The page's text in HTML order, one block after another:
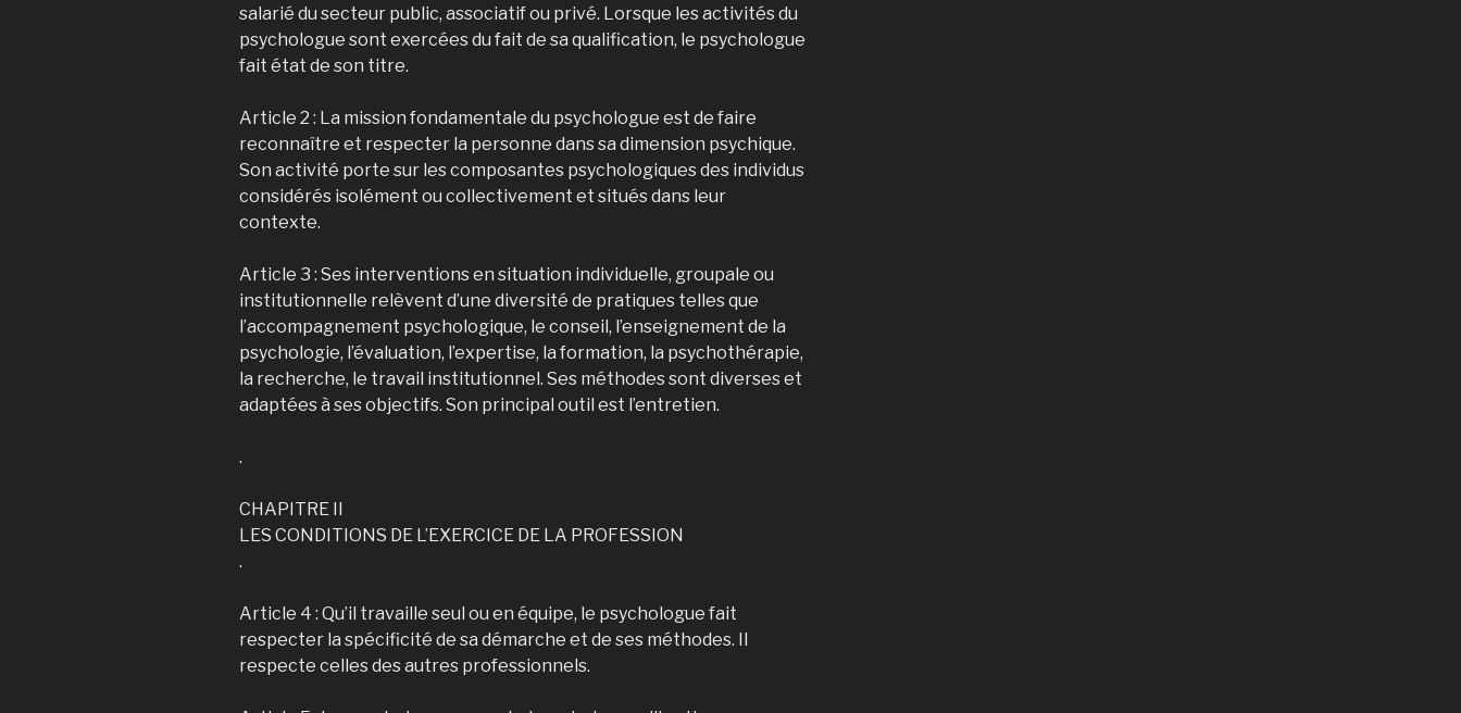
salarié du secteur public, associatif ou privé. Lorsque les activités du
psychologue sont exercées du fait de sa qualification, le psychologue
fait état de son titre.
Article 2 : La mission fondamentale du psychologue est de faire
reconnaître et respecter la personne dans sa dimension psychique.
Son activité porte sur les composantes psychologiques des individus
considérés isolément ou collectivement et situés dans leur
contexte.
Article 3 : Ses interventions en situation individuelle, groupale ou
institutionnelle relèvent d’une diversité de pratiques telles que
l’accompagnement psychologique, le conseil, l’enseignement de la
psychologie, l’évaluation, l’expertise, la formation, la psychothérapie,
la recherche, le travail institutionnel. Ses méthodes sont diverses et
adaptées à ses objectifs. Son principal outil est l’entretien.
.
CHAPITRE II
LES CONDITIONS DE L’EXERCICE DE LA PROFESSION
.
Article 4 : Qu’il travaille seul ou en équipe, le psychologue fait
respecter la spécificité de sa démarche et de ses méthodes. Il
respecte celles des autres professionnels.